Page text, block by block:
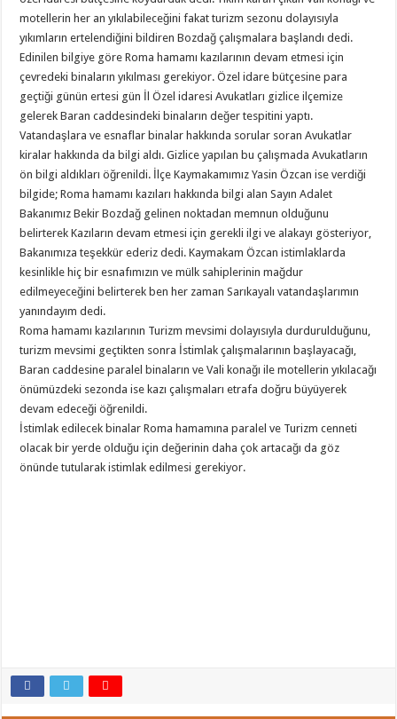
motellerin her an yıkılabileceğini fakat turizm sezonu dolayısıyla
yıkımların ertelendiğini bildiren Bozdağ çalışmalara başlandı dedi.
Edinilen bilgiye göre Roma hamamı kazılarının devam etmesi için
çevredeki binaların yıkılması gerekiyor. Özel idare bütçesine para
geçtiği günün ertesi gün İl Özel idaresi Avukatları gizlice ilçemize
gelerek Baran caddesindeki binaların değer tespitini yaptı.
Vatandaşlara ve esnaflar binalar hakkında sorular soran Avukatlar
kiralar hakkında da bilgi aldı. Gizlice yapılan bu çalışmada Avukatların
ön bilgi aldıkları öğrenildi. İlçe Kaymakamımız Yasin Özcan ise verdiği
bilgide; Roma hamamı kazıları hakkında bilgi alan Sayın Adalet
Bakanımız Bekir Bozdağ gelinen noktadan memnun olduğunu
belirterek Kazıların devam etmesi için gerekli ilgi ve alakayı gösteriyor,
Bakanımıza teşekkür ederiz dedi. Kaymakam Özcan istimlaklarda
kesinlikle hiç bir esnafımızın ve mülk sahiplerinin mağdur
edilmeyeceğini belirterek ben her zaman Sarıkayalı vatandaşlarımın
yanındayım dedi.
Roma hamamı kazılarının Turizm mevsimi dolayısıyla durdurulduğunu,
turizm mevsimi geçtikten sonra İstimlak çalışmalarının başlayacağı,
Baran caddesine paralel binaların ve Vali konağı ile motellerin yıkılacağı
önümüzdeki sezonda ise kazı çalışmaları etrafa doğru büyüyerek
devam edeceği öğrenildi.
İstimlak edilecek binalar Roma hamamına paralel ve Turizm cenneti
olacak bir yerde olduğu için değerinin daha çok artacağı da göz
önünde tutularak istimlak edilmesi gerekiyor.